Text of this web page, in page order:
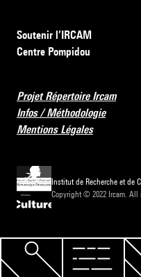
Soutenir l’IRCAM
Centre Pompidou
Projet Répertoire Ircam
Infos / Méthodologie
Mentions Légales
Institut de Recherche et de
Copyright © 2022 Ircam. All